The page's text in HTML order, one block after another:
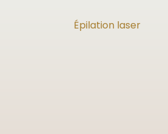
Épilation laser